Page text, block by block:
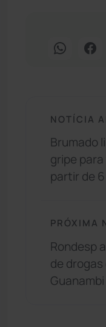
NOTÍCIA
Brumado
gripe
partir de
PRÓXIMA
Rondesp
de
Guanambi